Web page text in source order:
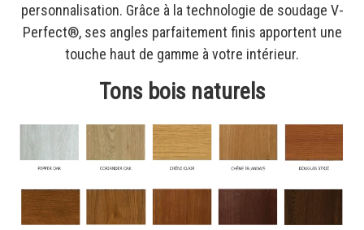
personnalisation. Grâce à la technologie de soudage V-
Perfect®, ses angles parfaitement finis apportent une
touche haut de gamme à votre intérieur.
Tons bois naturels